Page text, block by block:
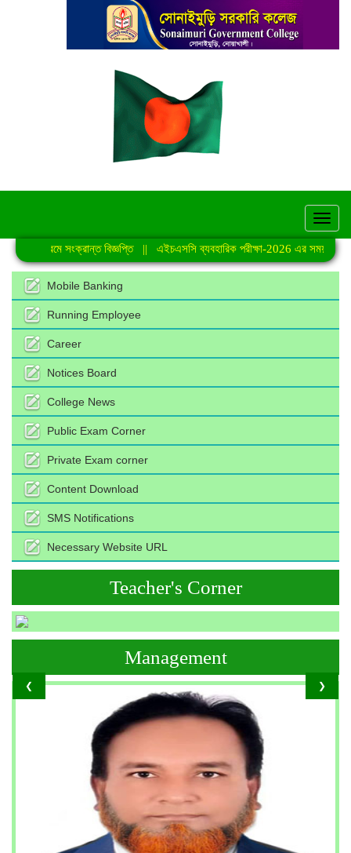
কার্যক্রমে সংক্রান্ত বিজ্ঞপ্তি||এইচএসসি ব্যবহারিক পরীক্ষা-2026 এর সময়সূচি
Mobile Banking
Running Employee
Career
Notices Board
College News
Public Exam Corner
Private Exam corner
Content Download
SMS Notifications
Necessary Website URL
Teacher's Corner
❮ ❯
Management